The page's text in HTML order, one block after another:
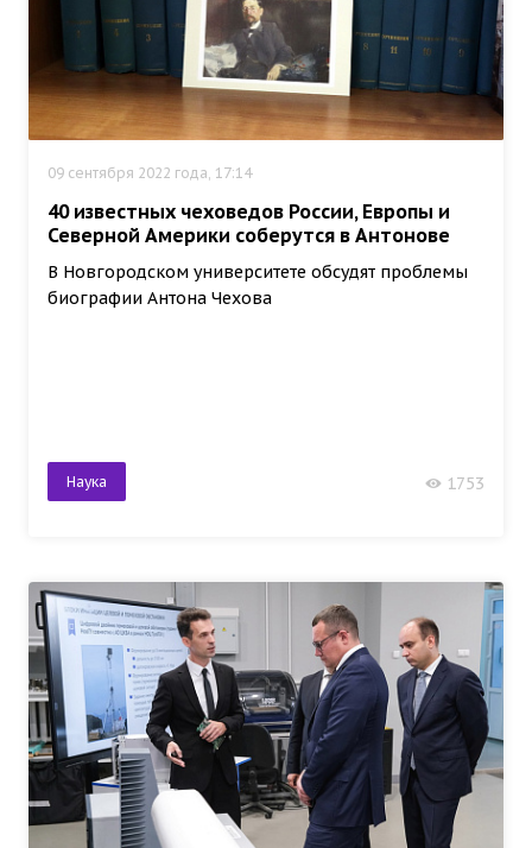
09 сентября 2022 года, 17:14
40 известных чеховедов России, Европы и
Северной Америки соберутся в Антонове
В Новгородском университете обсудят проблемы
биографии Антона Чехова
Наука 1753